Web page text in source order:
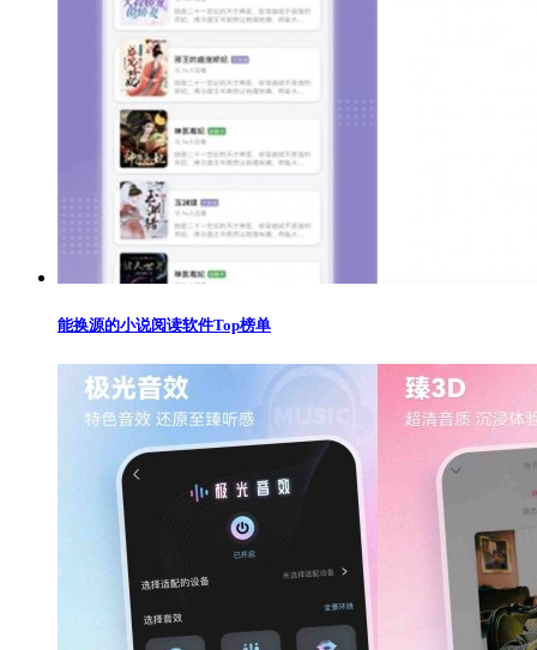
能换源的小说阅读软件Top榜单